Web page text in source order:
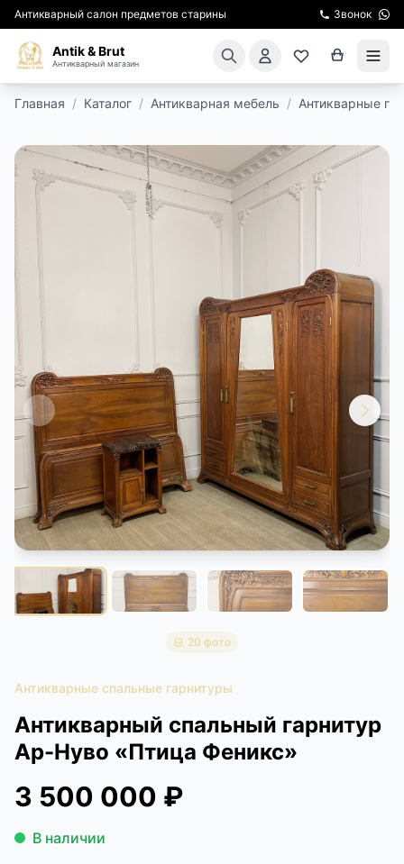
Антикварный салон предметов старины Звонок
Antik & Brut
Антикварный магазин
АРЕНДА МЕБЕЛИ
КУРСЫ ПО РЕСТАВРАЦИИ
КОНТАКТЫ
ДОСТАВКА И ОПЛАТА
Главная / Каталог / Антикварная мебель / Антикварные
20 фото
Антикварные спальные гарнитуры
Антикварный спальный гарнитур
Ар-Нуво «Птица Феникс»
3 500 000 ₽
В наличии